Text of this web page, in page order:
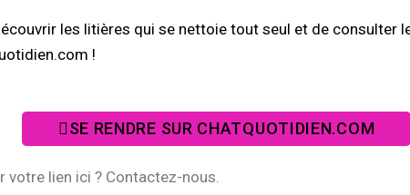
les litières qui se nettoie tout seul et de consulter
!
SE RENDRE SUR CHATQUOTIDIEN.COM
votre lien ici ? Contactez-nous.